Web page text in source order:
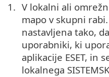
V lokalni ali
mapo v skupni
nastavljena tako,
uporabniki, ki
aplikacije ESET, in
lokalnega